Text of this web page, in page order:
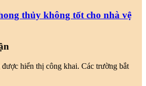
thủy không tốt cho nhà vệ
hiển thị công khai. Các trường bắt